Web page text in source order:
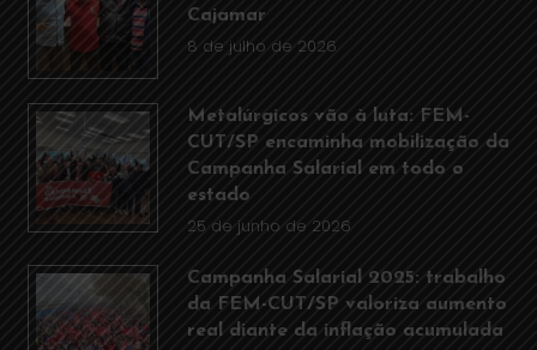
Cajamar
8 de julho de 2026
Metalúrgicos vão à luta: FEM-
CUT/SP encaminha mobilização da
Campanha Salarial em todo o
estado
25 de junho de 2026
Campanha Salarial 2025: trabalho
da FEM-CUT/SP valoriza aumento
real diante da inflação acumulada